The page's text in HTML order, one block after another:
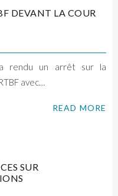
DEVANT LA COUR
rendu un arrêt sur la
avec…
READ MORE
SUR